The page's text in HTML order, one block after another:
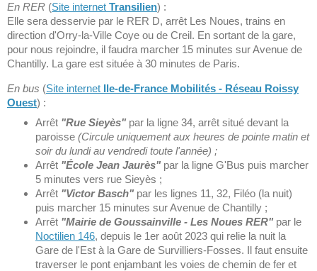
En RER (Site internet Transilien) :
Elle sera desservie par le RER D, arrêt Les Noues, trains en
direction d'Orry-la-Ville Coye ou de Creil. En sortant de la gare,
pour nous rejoindre, il faudra marcher 15 minutes sur Avenue de
Chantilly. La gare est située à 30 minutes de Paris.
En bus (Site internet
Ile-de-France Mobilités - Réseau Roissy
Ouest) :
Arrêt "Rue Sieyès" par la ligne 34, arrêt situé devant la
paroisse (Circule uniquement aux heures de pointe matin et
soir du lundi au vendredi toute l'année) ;
Arrêt "École Jean Jaurès" par la ligne G'Bus puis marcher
5 minutes vers rue Sieyès ;
Arrêt "Victor Basch" par les lignes 11, 32, Filéo (la nuit)
puis marcher 15 minutes sur Avenue de Chantilly ;
Arrêt "Mairie de Goussainville - Les Noues RER" par le
Noctilien 146, depuis le 1er août 2023 qui relie la nuit la
Gare de l'Est à la Gare de Survilliers-Fosses. Il faut ensuite
traverser le pont enjambant les voies de chemin de fer et